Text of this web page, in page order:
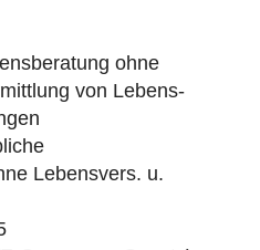
ohne
von Lebens-
Lebensvers. u.